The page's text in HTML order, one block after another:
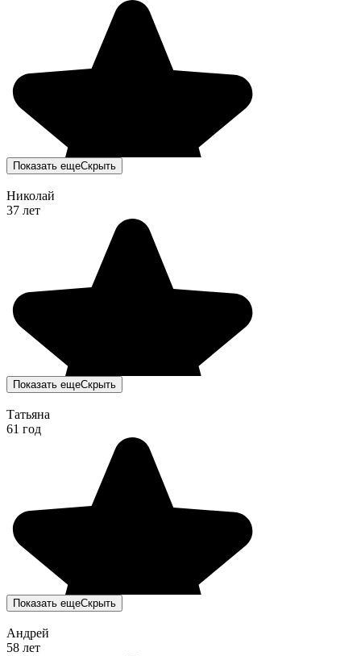
Показать ещеСкрыть
Николай
37 лет
Показать ещеСкрыть
Татьяна
61 год
Показать ещеСкрыть
Андрей
58 лет